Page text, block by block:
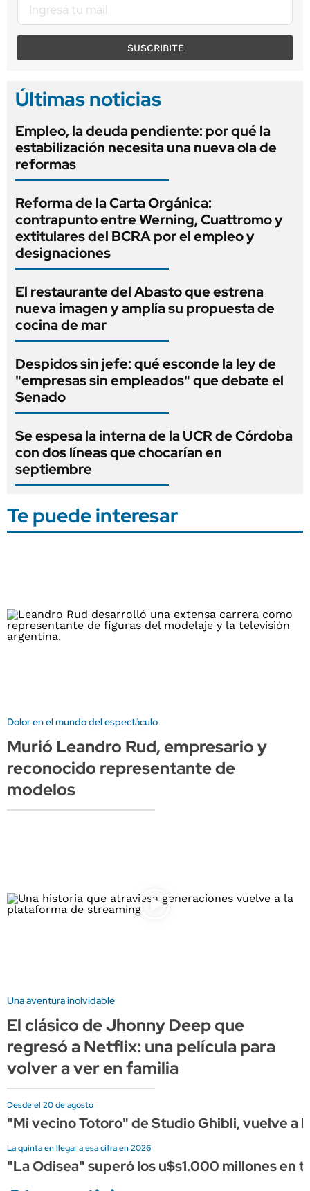
SUSCRIBITE
Últimas noticias
Empleo, la deuda pendiente: por qué la
estabilización necesita una nueva ola de
reformas
Reforma de la Carta Orgánica:
contrapunto entre Werning, Cuattromo y
extitulares del BCRA por el empleo y
designaciones
El restaurante del Abasto que estrena
nueva imagen y amplía su propuesta de
cocina de mar
Despidos sin jefe: qué esconde la ley de
"empresas sin empleados" que debate el
Senado
Se espesa la interna de la UCR de Córdoba
con dos líneas que chocarían en
septiembre
Te puede interesar
Dolor en el mundo del espectáculo
Murió Leandro Rud, empresario y
reconocido representante de
modelos
Una aventura inolvidable
El clásico de Jhonny Deep que
regresó a Netflix: una película para
volver a ver en familia
Desde el 20 de agosto
"Mi vecino Totoro" de Studio Ghibli, vuelve a
La quinta en llegar a esa cifra en 2026
"La Odisea" superó los u$s1.000 millones en